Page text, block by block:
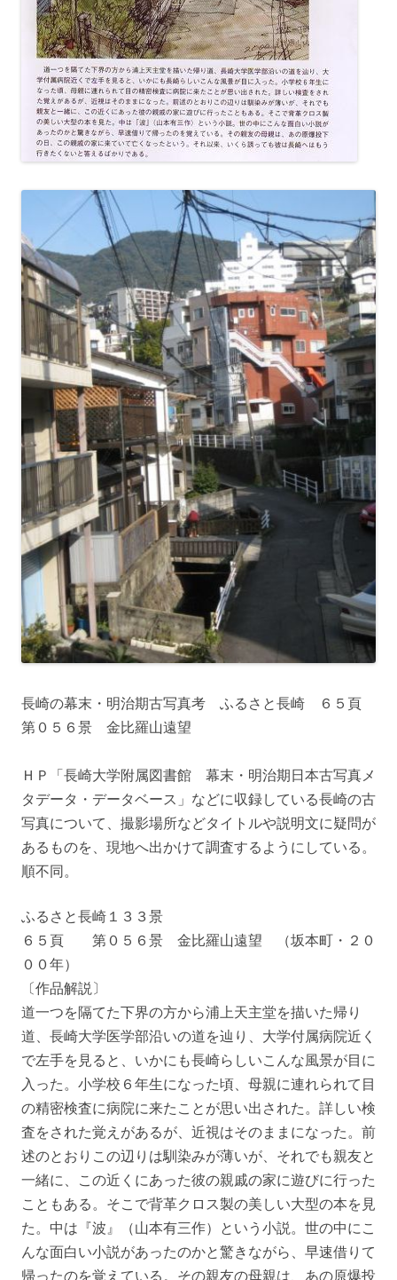
長崎の幕末・明治期古写真考 ふるさと長崎 ６５頁
第０５６景 金比羅山遠望
ＨＰ「長崎大学附属図書館 幕末・明治期日本古写真メ
タデータ・データベース」などに収録している長崎の古
写真について、撮影場所などタイトルや説明文に疑問が
あるものを、現地へ出かけて調査するようにしている。
順不同。
ふるさと長崎１３３景
６５頁 第０５６景 金比羅山遠望 （坂本町・２０
００年）
〔作品解説〕
道一つを隔てた下界の方から浦上天主堂を描いた帰り
道、長崎大学医学部沿いの道を辿り、大学付属病院近く
で左手を見ると、いかにも長崎らしいこんな風景が目に
入った。小学校６年生になった頃、母親に連れられて目
の精密検査に病院に来たことが思い出された。詳しい検
査をされた覚えがあるが、近視はそのままになった。前
述のとおりこの辺りは馴染みが薄いが、それでも親友と
一緒に、この近くにあった彼の親戚の家に遊びに行った
こともある。そこで背革クロス製の美しい大型の本を見
た。中は『波』（山本有三作）という小説。世の中にこ
んな面白い小説があったのかと驚きながら、早速借りて
帰ったのを覚えている。その親友の母親は、あの原爆投